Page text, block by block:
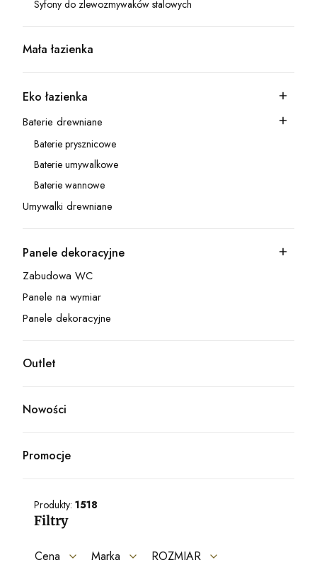
Kategoria - Syfony do zlewozmywaków stalowych
Syfony do zlewozmywaków stalowych
Kategoria - Mała łazienka
Mała łazienka
Kategoria - Eko łazienka
Eko łazienka
Kategoria - Baterie drewniane
Baterie drewniane
Kategoria - Baterie prysznicowe
Baterie prysznicowe
Kategoria - Baterie umywalkowe
Baterie umywalkowe
Kategoria - Baterie wannowe
Baterie wannowe
Kategoria - Umywalki drewniane
Umywalki drewniane
Kategoria - Panele dekoracyjne
Panele dekoracyjne
Kategoria - Zabudowa WC
Zabudowa WC
Kategoria - Panele na wymiar
Panele na wymiar
Kategoria - Panele dekoracyjne
Panele dekoracyjne
Kategoria - Outlet
Outlet
Nowości
Promocje
Produkty: 1518
Filtry
Cena Marka
ROZMIAR